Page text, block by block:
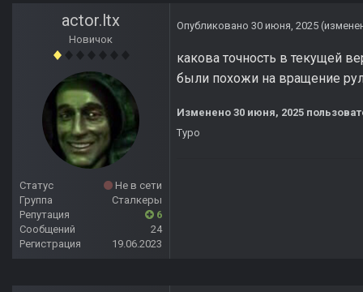
actor.ltx
Новичок
Статус
Не в сети
Группа
Сталкеры
Репутация
6
Сообщений
24
Регистрация
19.06.2023
Опубликовано 30 июня, 2025
какова точность в текущей
были похожи на вращение
Изменено 30 июня, 2025
Typo